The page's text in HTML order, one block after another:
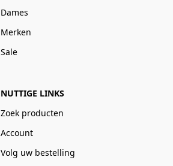
Dames
Merken
Sale
NUTTIGE LINKS
Zoek producten
Account
Volg uw bestelling